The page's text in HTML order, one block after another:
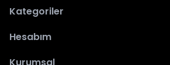
Kategoriler
Hesabım